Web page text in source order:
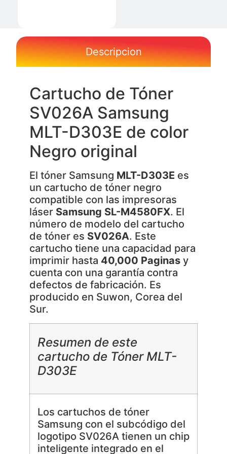
Descripcion
Cartucho de Tóner
SV026A Samsung
MLT-D303E de color
Negro original
El tóner Samsung MLT-D303E es
un cartucho de tóner negro
compatible con las impresoras
láser Samsung SL-M4580FX. El
número de modelo del cartucho
de tóner es SV026A. Este
cartucho tiene una capacidad para
imprimir hasta 40,000 Paginas y
cuenta con una garantía contra
defectos de fabricación. Es
producido en Suwon, Corea del
Sur.
Resumen de este
cartucho de Tóner MLT-
D303E
Los cartuchos de tóner
Samsung con el subcódigo del
logotipo SV026A tienen un chip
inteligente integrado en el